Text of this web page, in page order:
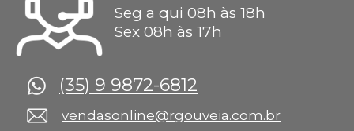
Seg a qui 08h às 18h
Sex 08h às 17h
(35) 9 9872-6812
vendasonline@rgouveia.com.br